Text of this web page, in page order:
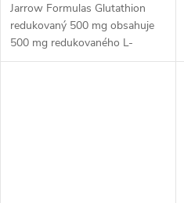
Jarrow Formulas Glutathion
redukovaný 500 mg obsahuje
500 mg redukovaného L-
glutathionu v každé rostlinné